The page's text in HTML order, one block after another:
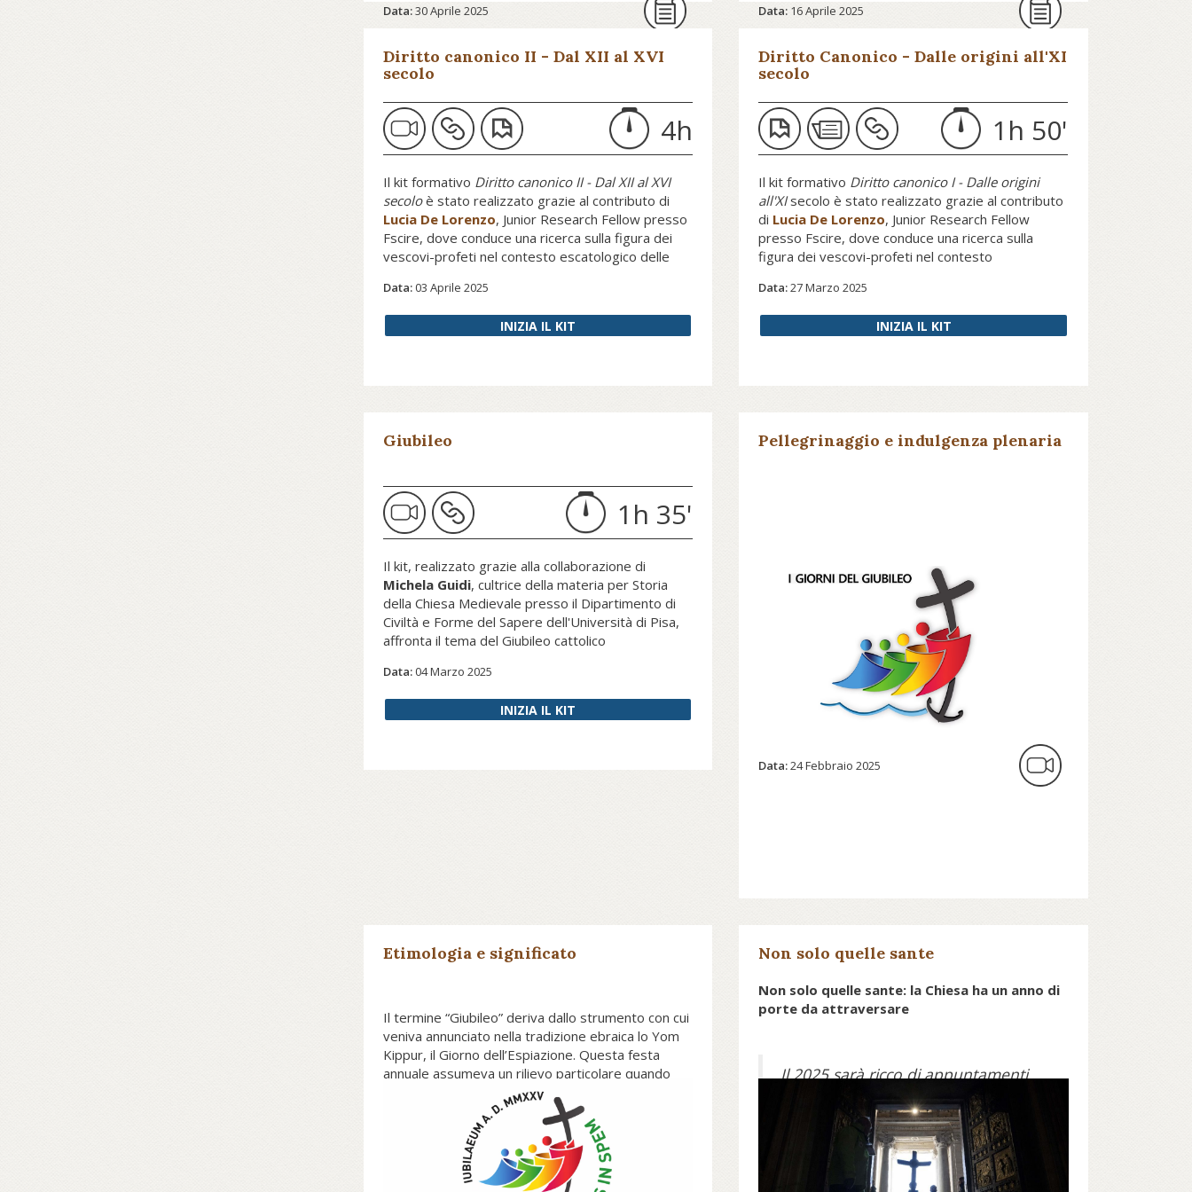
di riferimento nel panorama
Continua a leggere su avvenire.it...
Scopri di più su festivalbiblico.it...
Data:30 Aprile 2025
Avvenire.
Per approfondire segui il kit di Pars
Sinodo/Concilio e sinodalità, a cura di
Data: 16 Aprile 2025
Diritto canonico II - Dal XII al XVI
secolo
4h
Il kit formativo Diritto canonico II - Dal XII al XVI
secoloè stato realizzato grazie al contributo di
Lucia De Lorenzo, Junior Research Fellow presso
Fscire, dove conduce una ricerca sulla figura dei
vescovi-profeti nel contesto escatologico delle
conseguente ricezione in età medievale. Il kit,
seconda parte di un approfondimento diviso in due
sezioni,
Data:03 Aprile 2025
INIZIA IL KIT
Diritto Canonico - Dalle origini all'XI
secolo
1h 50'
Il kit formativo Diritto canonico I - Dalle origini
all'XIsecolo è stato realizzato grazie al contributo
di Lucia De Lorenzo, Junior Research Fellow
presso Fscire, dove conduce una ricerca sulla
figura dei vescovi-profeti nel contesto
Magno e la conseguente ricezione in età
medievale.
Data:27 Marzo 2025
INIZIA IL KIT
Giubileo
1h 35'
Il kit, realizzato grazie alla collaborazione di
Michela Guidi, cultrice della materia per Storia
della Chiesa Medievale presso il Dipartimento di
Civiltà e Forme del Sapere dell'Università di Pisa,
affronta il tema del Giubileo cattolico
Data:04 Marzo 2025
INIZIA IL KIT
Pellegrinaggio e indulgenza plenaria
Data:24 Febbraio 2025
Etimologia e significato
Il termine “Giubileo” deriva dallo strumento con cui
veniva annunciato nella tradizione ebraica lo Yom
Kippur, il Giorno dell’Espiazione. Questa festa
annuale assumeva un rilievo particolare quando
coincideva con l’anno giubilare da celebrare ogni
50 anni (Lev. 25,8-13). Il termine non è registrato
nel Nuovo Testamento, ma come ricorda
Gianfranco Ravasi “entra nella vita della Chiesa il 22
febbraio del 1300, quando Bonifacio VIII emana la
bolla del primo anno santo”, anche se per la
Non solo quelle sante
Non solo quelle sante: la Chiesa ha un anno di
porte da attraversare
Il 2025 sarà ricco di appuntamenti
per le comunità cristiane di tutto il
mondo. I più importanti saranno
quelli legati al Giubileo. E in Italia
prosegue il Cammino sinodale